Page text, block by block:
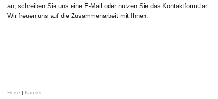
an, schreiben Sie uns eine E-Mail oder nutzen Sie das Kontaktformular.
Wir freuen uns auf die Zusammenarbeit mit Ihnen.
Home | Kanzlei